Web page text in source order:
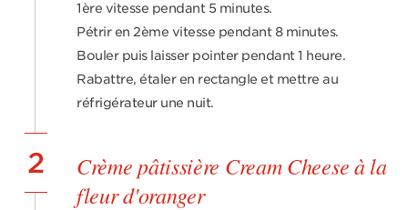
1ère vitesse pendant 5 minutes.
Pétrir en 2ème vitesse pendant 8 minutes.
Bouler puis laisser pointer pendant 1 heure.
Rabattre, étaler en rectangle et mettre au
réfrigérateur une nuit.
2
Crème pâtissière Cream Cheese à la
fleur d'oranger